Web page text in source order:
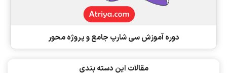
دوره آموزش سی شارپ جامع و پروژه محور
مقالات این دسته بندی